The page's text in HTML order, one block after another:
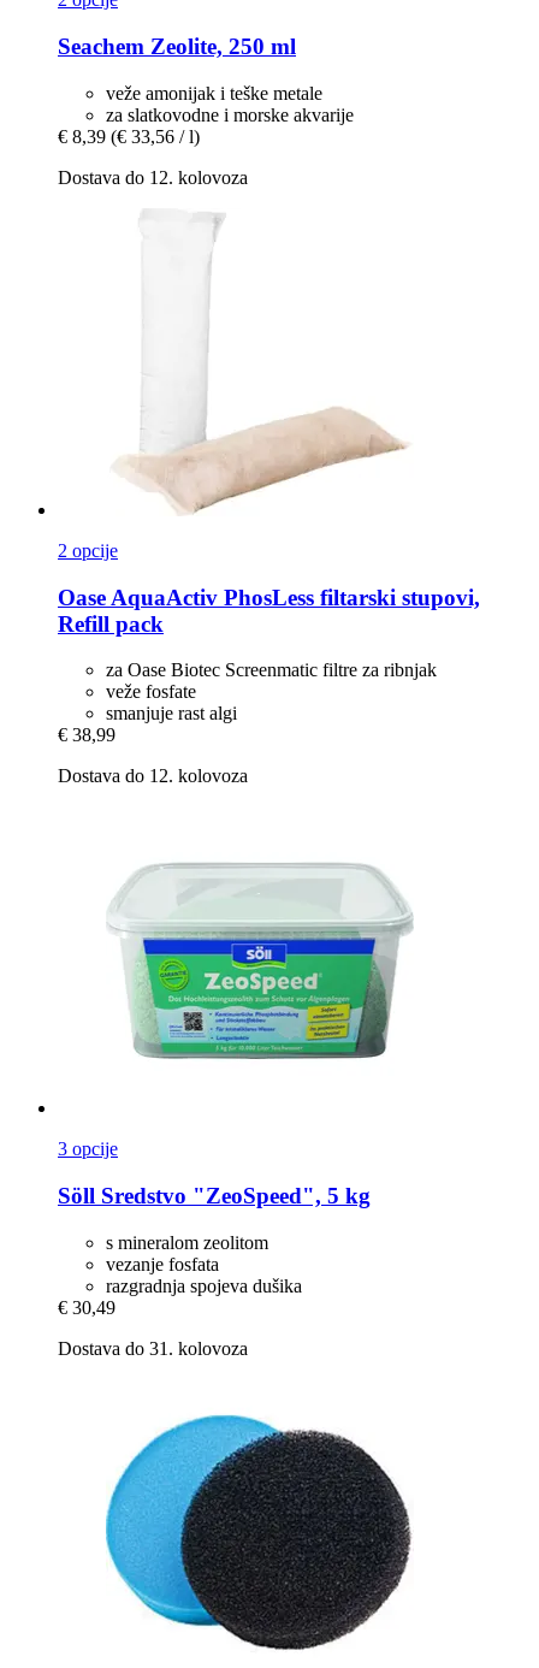
Seachem Zeolite, 250 ml
veže amonijak i teške metale
za slatkovodne i morske akvarije
€ 8,39 (€ 33,56 / l)
Dostava do 12. kolovoza
2 opcije
Oase AquaActiv PhosLess filtarski stupovi,
Refill pack
za Oase Biotec Screenmatic filtre za ribnjak
veže fosfate
smanjuje rast algi
€ 38,99
Dostava do 12. kolovoza
3 opcije
Söll Sredstvo "ZeoSpeed", 5 kg
s mineralom zeolitom
vezanje fosfata
razgradnja spojeva dušika
€ 30,49
Dostava do 31. kolovoza